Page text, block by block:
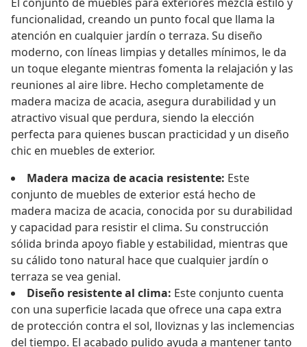
funcionalidad, creando un punto focal que llama la
atención en cualquier jardín o terraza. Su diseño
moderno, con líneas limpias y detalles mínimos, le da
un toque elegante mientras fomenta la relajación y las
reuniones al aire libre. Hecho completamente de
madera maciza de acacia, asegura durabilidad y un
atractivo visual que perdura, siendo la elección
perfecta para quienes buscan practicidad y un diseño
chic en muebles de exterior.
Madera maciza de acacia resistente: Este
conjunto de muebles de exterior está hecho de
madera maciza de acacia, conocida por su durabilidad
y capacidad para resistir el clima. Su construcción
sólida brinda apoyo fiable y estabilidad, mientras que
su cálido tono natural hace que cualquier jardín o
terraza se vea genial.
Diseño resistente al clima: Este conjunto cuenta
con una superficie lacada que ofrece una capa extra
de protección contra el sol, lloviznas y las inclemencias
del tiempo. El acabado pulido ayuda a mantener tanto